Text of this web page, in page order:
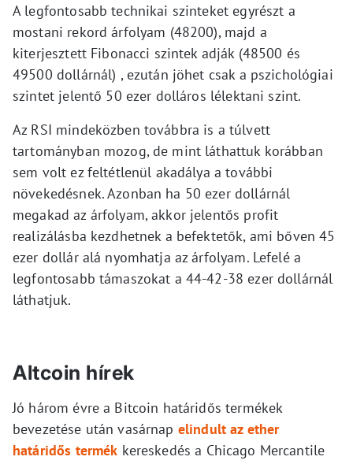
A legfontosabb technikai szinteket egyrészt a
mostani rekord árfolyam (48200), majd a
kiterjesztett Fibonacci szintek adják (48500 és
49500 dollárnál) , ezután jöhet csak a pszichológiai
szintet jelentő 50 ezer dolláros lélektani szint.
Az RSI mindeközben továbbra is a túlvett
tartományban mozog, de mint láthattuk korábban
sem volt ez feltétlenül akadálya a további
növekedésnek. Azonban ha 50 ezer dollárnál
megakad az árfolyam, akkor jelentős profit
realizálásba kezdhetnek a befektetők, ami bőven 45
ezer dollár alá nyomhatja az árfolyam. Lefelé a
legfontosabb támaszokat a 44-42-38 ezer dollárnál
láthatjuk.
Altcoin hírek
Jó három évre a Bitcoin határidős termékek
bevezetése után vasárnap elindult az ether
határidős termék kereskedés a Chicago Mercantile